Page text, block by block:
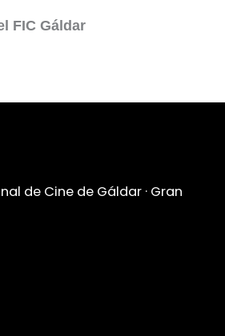
FIC Gáldar
de Cine de Gáldar · Gran